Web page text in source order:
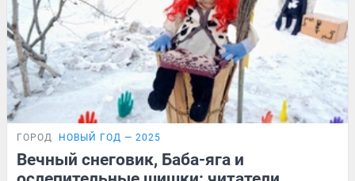
ГОРОД НОВЫЙ ГОД — 2025
Вечный снеговик, Баба-яга и